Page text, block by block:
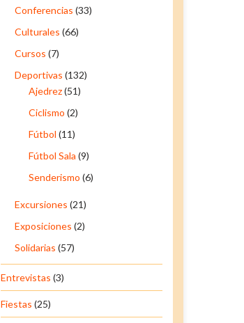
Conferencias (33)
Culturales (66)
Cursos (7)
Deportivas (132)
Ajedrez(51)
Ciclismo (2)
Fútbol (11)
Fútbol Sala (9)
Senderismo (6)
Excursiones (21)
Exposiciones (2)
Solidarias (57)
Entrevistas (3)
Fiestas (25)